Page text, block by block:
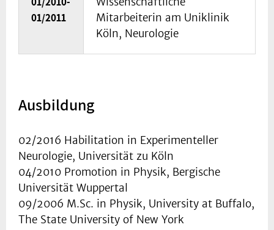
01/2011
Mitarbeiterin am Uniklinik
Köln, Neurologie
Ausbildung
02/2016 Habilitation in Experimenteller
Neurologie, Universität zu Köln
04/2010 Promotion in Physik, Bergische
Universität Wuppertal
09/2006 M.Sc. in Physik, University at Buffalo,
The State University of New York